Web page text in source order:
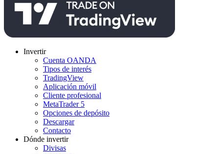
Invertir
Cuenta OANDA
Tipos de interés
TradingView
Aplicación móvil
Cliente profesional
MetaTrader 5
Opciones de depósito
Descargar
Contacto
Dónde invertir
Divisas